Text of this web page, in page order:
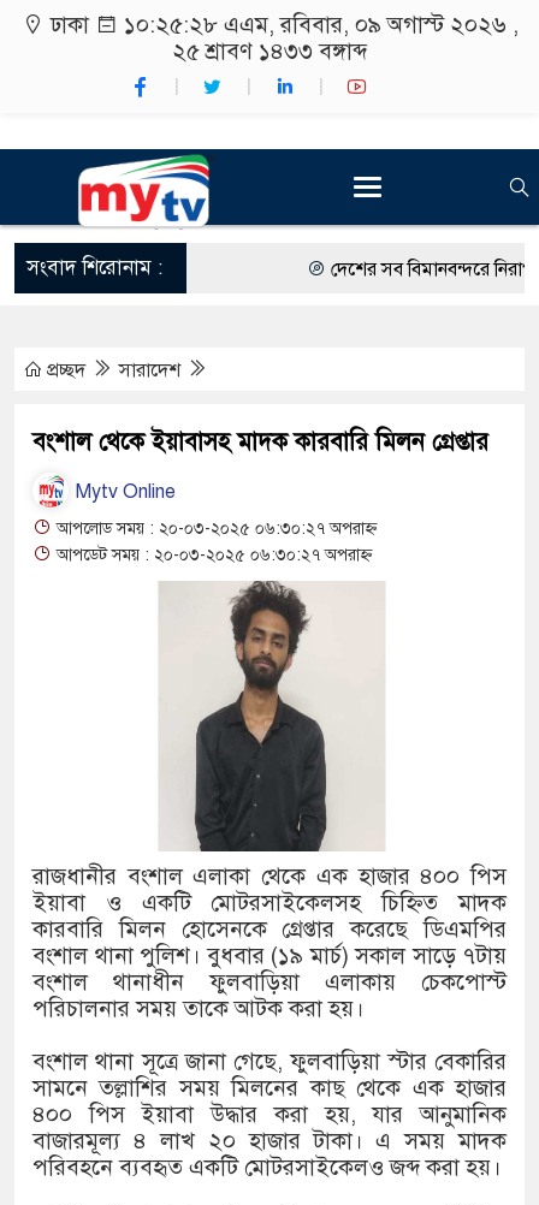
ঢাকা ১০:২৫:২৯ এএম, রবিবার, ০৯ অগাস্ট ২০২৬ ,
২৫ শ্রাবণ ১৪৩৩ বঙ্গাব্দ
সংবাদ শিরোনাম : দেশের সব বিমানবন্দরে নিরাপত্তা
কর্মসূচীর শুভসূচনা।
রং ফর্সাকারী ৮ ব্র্যান্ডের ক্রিমে
থাকায় বিক্রিতে নিষেধাজ্ঞা
অত্যাচারের ছবি যেন আর তুলতে
আলাল
‘গুলশানের চামেলি’তে ভিন্ন
যৌনকর্মীর দালাল চরিত্রে
সারজিস-পাটোয়ারীসহ ১০ জনের
গুলশান থেকে সাবেক মন্ত্রী লতিফ
‘স্কুটি নাকি গোল্ড?’
এর ফ্রিডম ব্র্যান্ড, বাড়ল
১৫২২ পুলিশ সদস্যকে চাকরিতে
খিলক্ষেত থানা বিএনপির যুগ্ম
প্রচ্ছদ সারাদেশ
বংশাল থেকে ইয়াবাসহ মাদক কারবারি মিলন গ্রেপ্তার
Mytv Online
আপলোড সময় : ২০-০৩-২০২৫ ০৬:৩০:২৭ অপরাহ্ন
আপডেট সময় : ২০-০৩-২০২৫ ০৬:৩০:২৭ অপরাহ্ন
রাজধানীর বংশাল এলাকা থেকে এক হাজার ৪০০ পিস
ইয়াবা ও একটি মোটরসাইকেলসহ চিহ্নিত মাদক
কারবারি মিলন হোসেনকে গ্রেপ্তার করেছে ডিএমপির
বংশাল থানা পুলিশ। বুধবার (১৯ মার্চ) সকাল সাড়ে ৭টায়
বংশাল থানাধীন ফুলবাড়িয়া এলাকায় চেকপোস্ট
পরিচালনার সময় তাকে আটক করা হয়।
বংশাল থানা সূত্রে জানা গেছে, ফুলবাড়িয়া স্টার বেকারির
সামনে তল্লাশির সময় মিলনের কাছ থেকে এক হাজার
৪০০ পিস ইয়াবা উদ্ধার করা হয়, যার আনুমানিক
বাজারমূল্য ৪ লাখ ২০ হাজার টাকা। এ সময় মাদক
পরিবহনে ব্যবহৃত একটি মোটরসাইকেলও জব্দ করা হয়।